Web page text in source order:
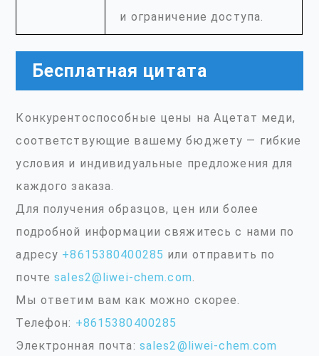
и ограничение доступа.
Бесплатная цитата
Конкурентоспособные цены на Ацетат меди,
соответствующие вашему бюджету — гибкие
условия и индивидуальные предложения для
каждого заказа.
Для получения образцов, цен или более
подробной информации свяжитесь с нами по
адресу +8615380400285 или отправить по
почтеsales2@liwei-chem.com
Мы ответим вам как можно скорее.
Телефон: +8615380400285
Электронная почта: sales2@liwei-chem.com